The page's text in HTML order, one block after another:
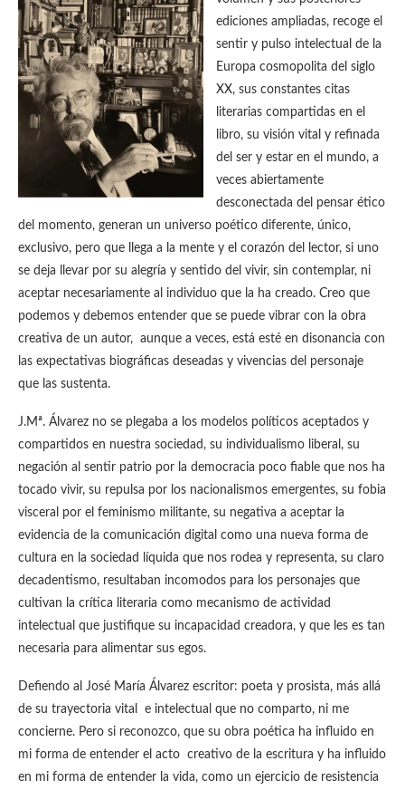
ediciones ampliadas, recoge el
sentir y pulso intelectual de la
Europa cosmopolita del siglo
XX, sus constantes citas
literarias compartidas en el
libro, su visión vital y refinada
del ser y estar en el mundo, a
veces abiertamente
desconectada del pensar ético
del momento, generan un universo poético diferente, único,
exclusivo, pero que llega a la mente y el corazón del lector, si uno
se deja llevar por su alegría y sentido del vivir, sin contemplar, ni
aceptar necesariamente al individuo que la ha creado. Creo que
podemos y debemos entender que se puede vibrar con la obra
creativa de un autor, aunque a veces, está esté en disonancia con
las expectativas biográficas deseadas y vivencias del personaje
que las sustenta.
J.Mª. Álvarez no se plegaba a los modelos políticos aceptados y
compartidos en nuestra sociedad, su individualismo liberal, su
negación al sentir patrio por la democracia poco fiable que nos ha
tocado vivir, su repulsa por los nacionalismos emergentes, su fobia
visceral por el feminismo militante, su negativa a aceptar la
evidencia de la comunicación digital como una nueva forma de
cultura en la sociedad líquida que nos rodea y representa, su claro
decadentismo, resultaban incomodos para los personajes que
cultivan la crítica literaria como mecanismo de actividad
intelectual que justifique su incapacidad creadora, y que les es tan
necesaria para alimentar sus egos.
Defiendo al José María Álvarez escritor: poeta y prosista, más allá
de su trayectoria vital e intelectual que no comparto, ni me
concierne. Pero si reconozco, que su obra poética ha influido en
mi forma de entender el acto creativo de la escritura y ha influido
en mi forma de entender la vida, como un ejercicio de resistencia